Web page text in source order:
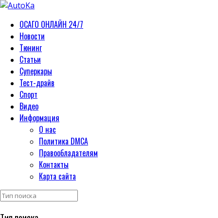
ОСАГО ОНЛАЙН 24/7
Новости
Тюнинг
Статьи
Суперкары
Тест-драйв
Спорт
Видео
Информация
О нас
Политика DMCA
Правообладателям
Контакты
Карта сайта